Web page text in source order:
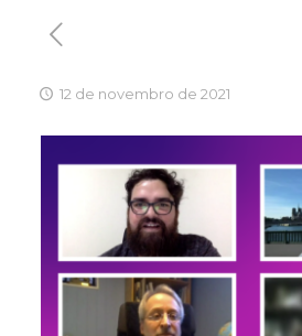
12 de novembro de 2021